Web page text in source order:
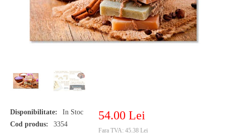
Disponibilitate:
In Stoc
Cod produs:
3354
54.00 Lei
Fara TVA: 45.38 Lei